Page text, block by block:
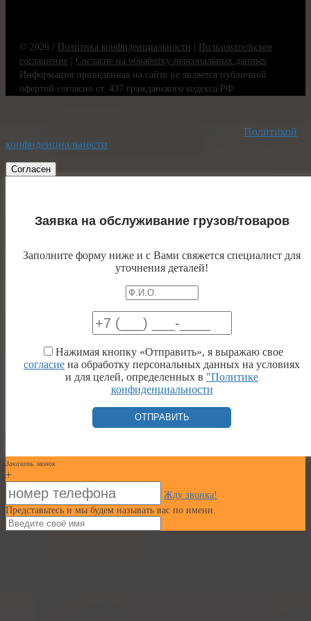
© 2026 / Политика конфиденциальности | Пользовательское
соглашение | Согласие на обработку персональных данных
Информация приведенная на сайте не является публичной
офертой согласно ст. 437 гражданского кодекса РФ
Политикой
конфиденциальности
Согласен
Заявка на обслуживание грузов/товаров
Заполните форму ниже и с Вами свяжется специалист для
уточнения деталей!
Нажимая кнопку «Отправить», я выражаю свое
согласие на обработку персональных данных на условиях
и для целей, определенных в "Политике
конфиденциальности
Заказать звонок
+
Жду звонка!
Представьтесь и мы будем называть вас по имени.